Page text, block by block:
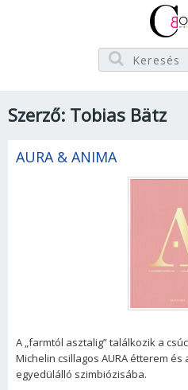
Szerző: Tobias Bätz
AURA & ANIMA
A „farmtól asztalig” találkozik a
Michelin csillagos AURA étterem és
egyedülálló szimbiózisába.